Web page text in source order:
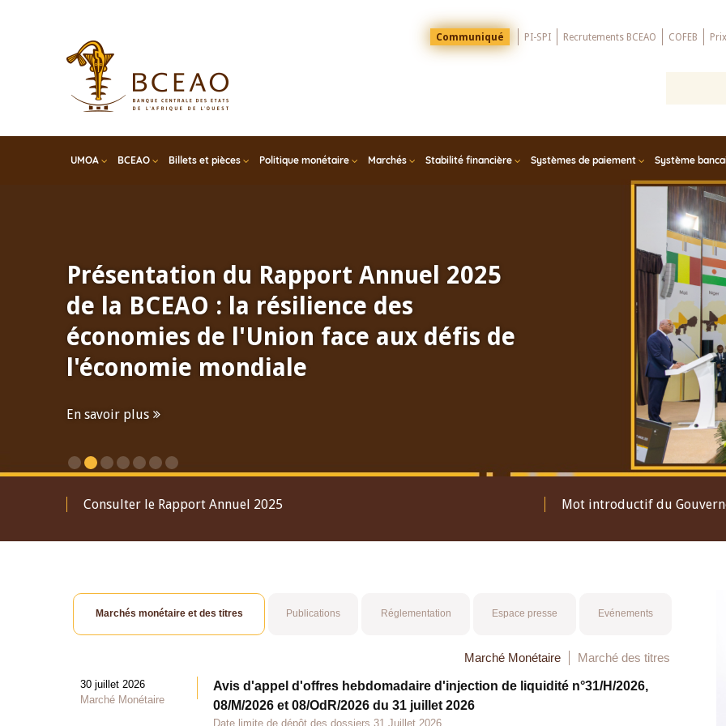
Menu
Top
Communiqué PI-SPI Recrutements BCEAO COFEB
UMOA BCEAO Billets et pièces Politique monétaire Marchés Stabilité financière Systèmes de paiement Système
Présentation du Rapport Annuel 2025
de la BCEAO : la résilience des
économies de l'Union face aux défis de
l'économie mondiale
En savoir plus
Consulter le Rapport Annuel 2025 Mot introductif du
Marchés monétaire et des titres Publications Réglementation Espace presse Evénements
Marché Monétaire Marché des titres
30 juillet 2026
Marché Monétaire
Avis d'appel d'offres hebdomadaire d'injection de liquidité n°31/H/2026,
08/M/2026 et 08/OdR/2026 du 31 juillet 2026
Date limite de dépôt des dossiers 31 Juillet 2026